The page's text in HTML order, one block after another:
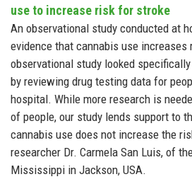
use to increase risk for stroke
An observational study conducted at
evidence that cannabis use increases
observational study looked
by reviewing drug testing data for
hospital. While more research is
of people, our study lends support to
cannabis use does not increase the
researcher Dr. Carmela San Luis, of
Mississippi in Jackson, USA.